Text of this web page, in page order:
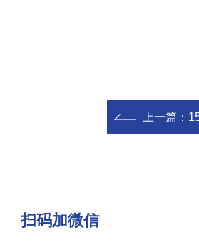
上一篇：
扫码加微信